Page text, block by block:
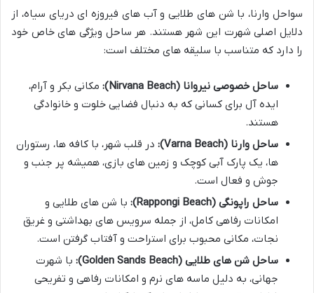
سواحل وارنا، با شن های طلایی و آب های فیروزه ای دریای سیاه، از
دلایل اصلی شهرت این شهر هستند. هر ساحل ویژگی های خاص خود
را دارد که متناسب با سلیقه های مختلف است:
ساحل خصوصی نیروانا (Nirvana Beach):
مکانی بکر و آرام،
ایده آل برای کسانی که به دنبال فضایی خلوت و خانوادگی
هستند.
ساحل وارنا (Varna Beach):
در قلب شهر، با کافه ها، رستوران
ها، یک پارک آبی کوچک و زمین های بازی، همیشه پر جنب و
جوش و فعال است.
ساحل راپونگی (Rappongi Beach):
با شن های طلایی و
امکانات رفاهی کامل، از جمله سرویس های بهداشتی و غریق
نجات، مکانی محبوب برای استراحت و آفتاب گرفتن است.
ساحل شن های طلایی (Golden Sands Beach):
با شهرت
جهانی، به دلیل ماسه های نرم و امکانات رفاهی و تفریحی